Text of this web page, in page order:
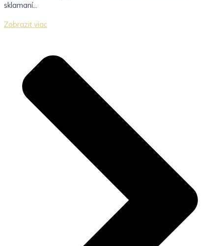
sklamaní...
Zobraziť viac